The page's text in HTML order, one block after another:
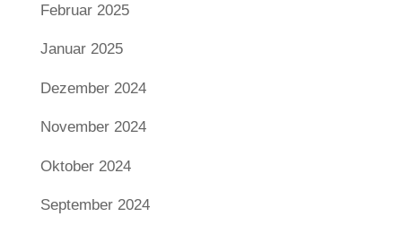
Februar 2025
Januar 2025
Dezember 2024
November 2024
Oktober 2024
September 2024